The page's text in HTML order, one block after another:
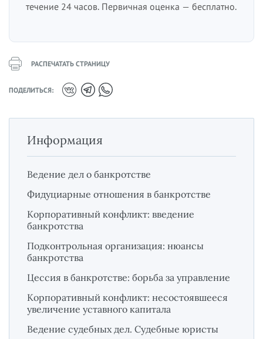
течение 24 часов. Первичная оценка — бесплатно.
РАСПЕЧАТАТЬ СТРАНИЦУ
ПОДЕЛИТЬСЯ:
Информация
Ведение дел о банкротстве
Фидуциарные отношения в банкротстве
Корпоративный конфликт: введение
банкротства
Подконтрольная организация: нюансы
банкротства
Цессия в банкротстве: борьба за управление
Корпоративный конфликт: несостоявшееся
увеличение уставного капитала
Ведение судебных дел. Судебные юристы